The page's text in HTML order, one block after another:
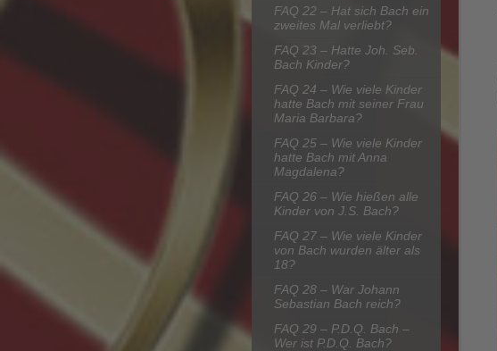
FAQ 22 – Hat sich Bach ein
zweites Mal verliebt?
FAQ 23 – Hatte Joh. Seb.
Bach Kinder?
FAQ 24 – Wie viele Kinder
hatte Bach mit seiner Frau
Maria Barbara?
FAQ 25 – Wie viele Kinder
hatte Bach mit Anna
Magdalena?
FAQ 26 – Wie hießen alle
Kinder von J.S. Bach?
FAQ 27 – Wie viele Kinder
von Bach wurden älter als
18?
FAQ 28 – War Johann
Sebastian Bach reich?
FAQ 29 – P.D.Q. Bach –
Wer ist P.D.Q. Bach?